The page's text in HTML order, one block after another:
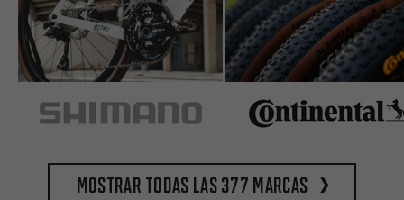
Mostrar todas las 377 marcas